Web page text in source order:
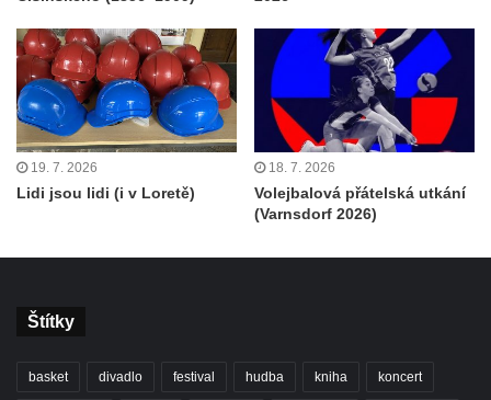
19. 7. 2026
Lidi jsou lidi (i v Loretě)
18. 7. 2026
Volejbalová přátelská utkání
(Varnsdorf 2026)
Štítky
basket divadlo festival hudba kniha koncert